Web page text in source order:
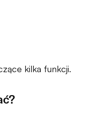
kilka funkcji.